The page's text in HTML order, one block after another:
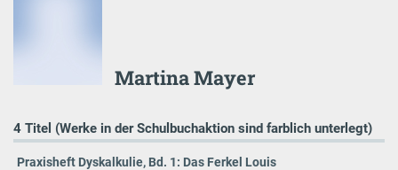
Martina Mayer
4 Titel (Werke in der Schulbuchaktion sind farblich unterlegt)
Praxisheft Dyskalkulie, Bd. 1: Das Ferkel Louis